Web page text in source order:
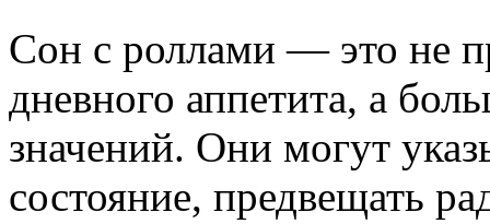
Сон с роллами — это не
дневного аппетита, а
значений. Они могут
состояние, предвещать